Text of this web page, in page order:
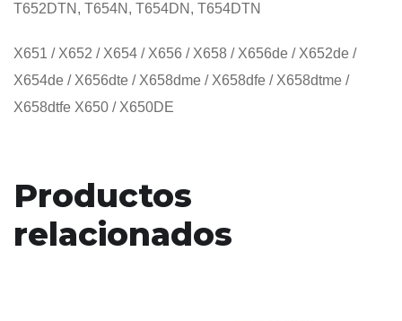
T652DTN, T654N, T654DN, T654DTN
X651 / X652 / X654 / X656 / X658 / X656de / X652de /
X654de / X656dte / X658dme / X658dfe / X658dtme /
X658dtfe X650 / X650DE
Productos
relacionados